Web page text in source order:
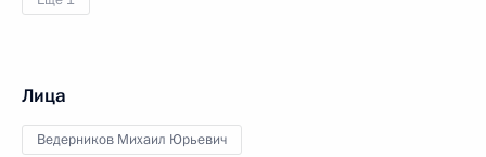
Лица
Ведерников Михаил Юрьевич